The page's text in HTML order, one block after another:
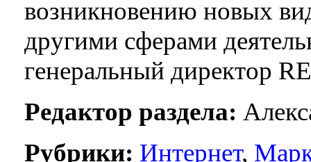
возникновению новых
другими сферами
генеральный директор
Редактор раздела:
Рубрики: Интернет,